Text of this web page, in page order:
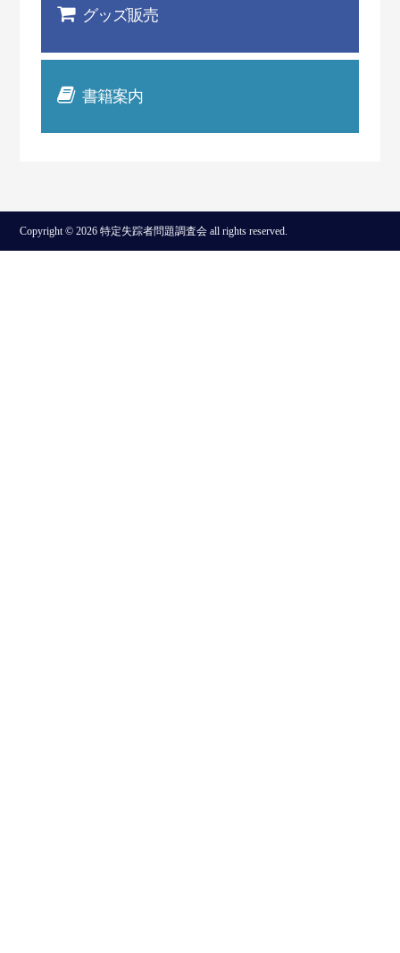
グッズ販売
書籍案内
Copyright © 2026 特定失踪者問題調査会 all rights reserved.